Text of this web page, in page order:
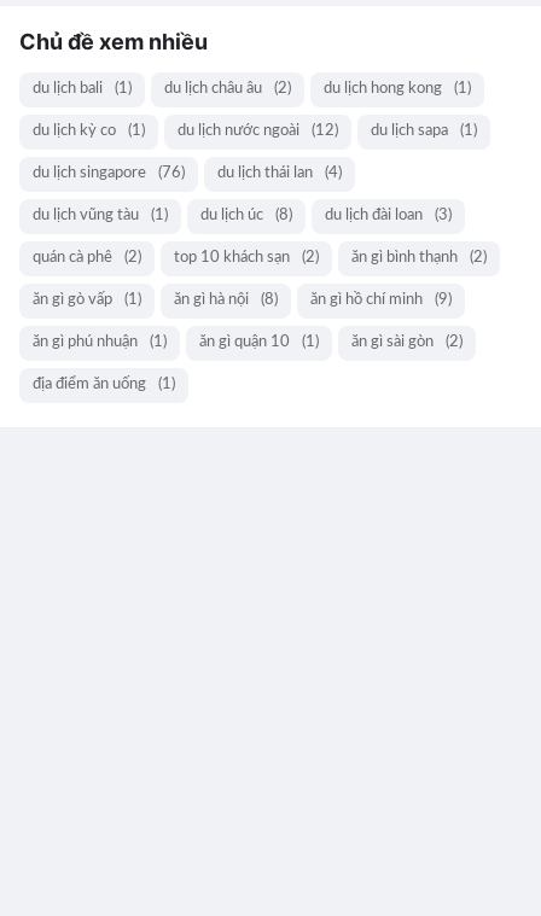
Chủ đề xem nhiều
du lịch bali (1) du lịch châu âu (2) du lịch hong kong (1)
du lịch kỳ co (1) du lịch nước ngoài (12) du lịch sapa (1)
du lịch singapore (76) du lịch thái lan (4)
du lịch vũng tàu (1) du lịch úc (8) du lịch đài loan (3)
quán cà phê (2) top 10 khách sạn (2) ăn gì bình thạnh (2)
ăn gì gò vấp (1) ăn gì hà nội (8) ăn gì hồ chí minh (9)
ăn gì phú nhuận (1) ăn gì quận 10 (1) ăn gì sài gòn (2)
địa điểm ăn uống (1)